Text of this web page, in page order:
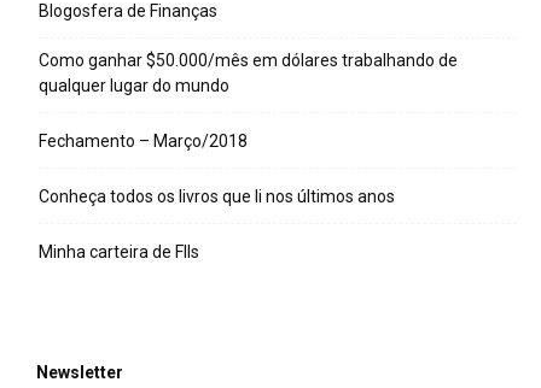
Blogosfera de Finanças
Como ganhar $50.000/mês em dólares trabalhando de
qualquer lugar do mundo
Fechamento – Março/2018
Conheça todos os livros que li nos últimos anos
Minha carteira de FIIs
Newsletter